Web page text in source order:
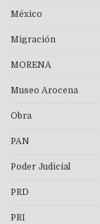
México
Migración
MORENA
Museo Arocena
Obra
PAN
Poder Judicial
PRD
PRI